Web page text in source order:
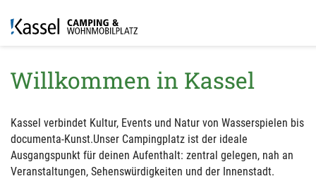
Willkommen in Kassel
Kassel verbindet Kultur, Events und Natur von Wasserspielen bis
documenta-Kunst.Unser Campingplatz ist der ideale
Ausgangspunkt für deinen Aufenthalt: zentral gelegen, nah an
Veranstaltungen, Sehenswürdigkeiten und der Innenstadt.